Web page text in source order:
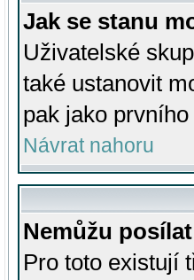
Jak se stanu
Uživatelské
také ustanovit
pak jako
Návrat nahoru
Nemůžu
Pro toto existují